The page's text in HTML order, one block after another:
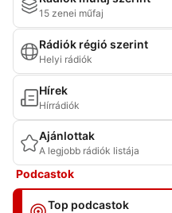
15 zenei műfaj
Rádiók régió szerint
Helyi rádiók
Hírek
Hírrádiók
Ajánlottak
A legjobb rádiók listája
Podcastok
Top podcastok